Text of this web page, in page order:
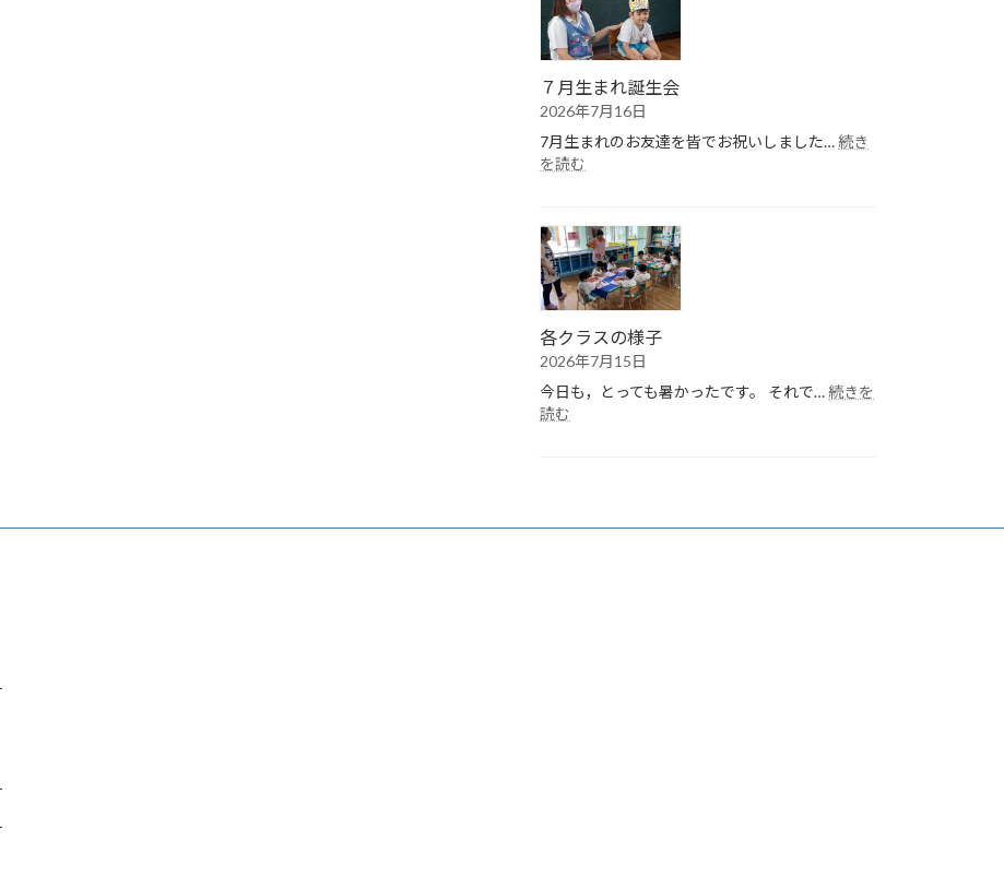
園
式
７月生まれ誕生会
2026年7月16日
7月生まれのお友達を皆でお祝いしました…続き
を読む
生
ま
れ
誕
生
会
各クラスの様子
2026年7月15日
今日も，とっても暑かったです。 それで…続きを
読む